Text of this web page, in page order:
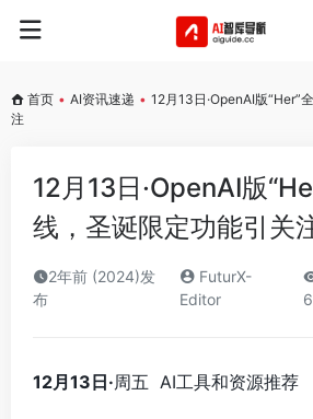
首页 • AI资讯速递 • 12月13日·OpenAI版“Her”
注
12月13日·OpenAI版
线，圣诞限定功能引关
2年前 (2024)发
布
FuturX-
Editor
12月13日·周五 AI工具和资源推荐